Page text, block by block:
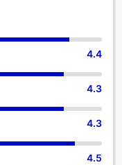
4.4
4.3
4.3
4.5